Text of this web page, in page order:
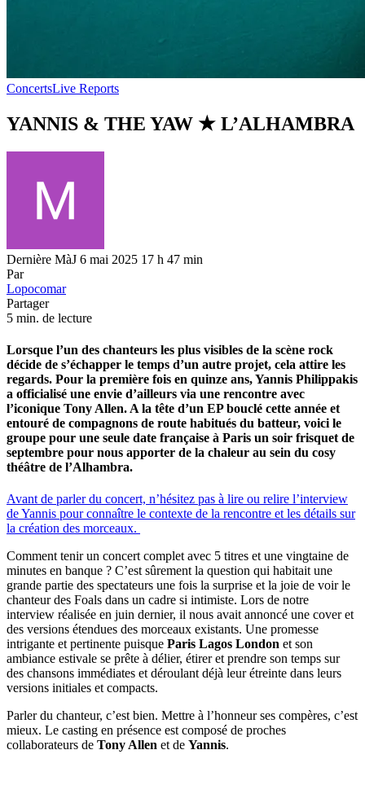
ConcertsLive Reports
YANNIS & THE YAW ★ L’ALHAMBRA
Dernière MàJ 6 mai 2025 17 h 47 min
Par
Lopocomar
Partager
5 min. de lecture
Lorsque l’un des chanteurs les plus visibles de la scène rock
décide de s’échapper le temps d’un autre projet, cela attire les
regards. Pour la première fois en quinze ans, Yannis Philippakis
a officialisé une envie d’ailleurs via une rencontre avec
l’iconique Tony Allen. A la tête d’un EP bouclé cette année et
entouré de compagnons de route habitués du batteur, voici le
groupe pour une seule date française à Paris un soir frisquet de
septembre pour nous apporter de la chaleur au sein du cosy
théâtre de l’Alhambra.
Avant de parler du concert, n’hésitez pas à lire ou relire l’interview
de Yannis pour connaître le contexte de la rencontre et les détails sur
la création des morceaux.
Comment tenir un concert complet avec 5 titres et une vingtaine de
minutes en banque ? C’est sûrement la question qui habitait une
grande partie des spectateurs une fois la surprise et la joie de voir le
chanteur des Foals dans un cadre si intimiste. Lors de notre
interview réalisée en juin dernier, il nous avait annoncé une cover et
des versions étendues des morceaux existants. Une promesse
intrigante et pertinente puisque Paris Lagos London et son
ambiance estivale se prête à délier, étirer et prendre son temps sur
des chansons immédiates et déroulant déjà leur étreinte dans leurs
versions initiales et compacts.
Parler du chanteur, c’est bien. Mettre à l’honneur ses compères, c’est
mieux. Le casting en présence est composé de proches
collaborateurs de Tony Allen et de Yannis.